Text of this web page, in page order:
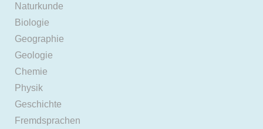
Naturkunde
Biologie
Geographie
Geologie
Chemie
Physik
Geschichte
Fremdsprachen